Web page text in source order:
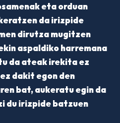
eta orduan
da irizpide
dirutza mugitzen
aspaldiko harremana
da ateak irekita ez
dakit egon den
bat, aukeratu egin da
du irizpide batzuen